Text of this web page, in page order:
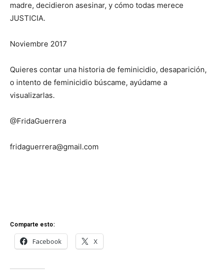
madre, decidieron asesinar, y cómo todas merece
JUSTICIA.
Noviembre 2017
Quieres contar una historia de feminicidio, desaparición,
o intento de feminicidio búscame, ayúdame a
visualizarlas.
@FridaGuerrera
fridaguerrera@gmail.com
Comparte esto:
Facebook X